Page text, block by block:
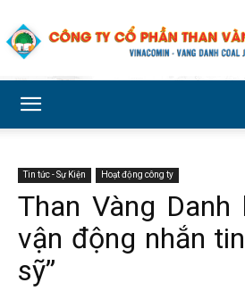
Công
Tin tức - Sự Kiện Hoạt động công ty
Than Vàng
vận động nhắn
sỹ”